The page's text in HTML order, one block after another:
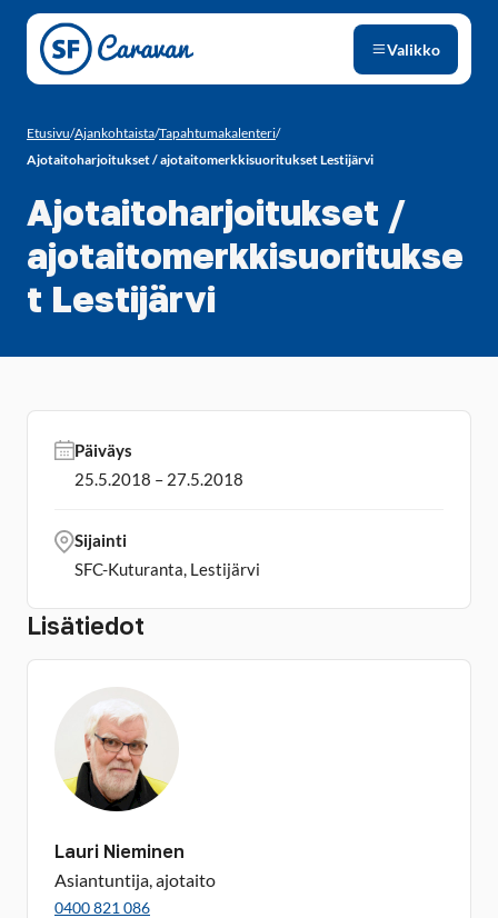
Siirry sivun sisältöön
Valikko
Etusivu/Ajankohtaista/Tapahtumakalenteri/
Ajotaitoharjoitukset / ajotaitomerkkisuoritukset Lestijärvi
Ajotaitoharjoitukset /
ajotaitomerkkisuoritukse
t Lestijärvi
Lisätiedot
Lauri Nieminen
Asiantuntija, ajotaito
0400 821 086
Päiväys
25.5.2018 – 27.5.2018
Sijainti
SFC-Kuturanta, Lestijärvi